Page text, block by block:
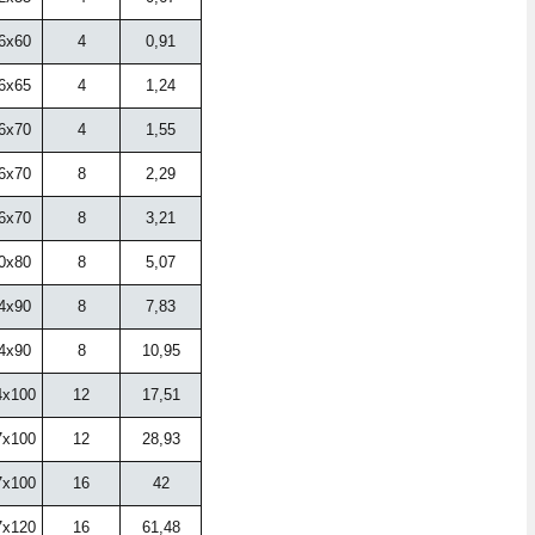
4 0,91
4 1,24
4 1,55
8 2,29
8 3,21
8 5,07
8 7,83
8 10,95
12 17,51
12 28,93
16 42
16 61,48